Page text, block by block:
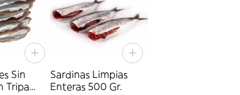
Sin
Tripa
Sardinas Limpias
Enteras 500 Gr.